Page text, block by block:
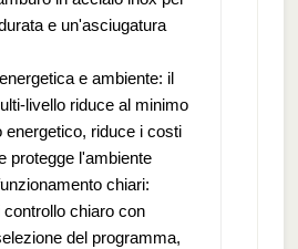
e un'asciugatura
e ambiente: il
livello riduce al minimo
energetico, riduce i costi
protegge l'ambiente
chiari:
controllo chiaro con
del programma,